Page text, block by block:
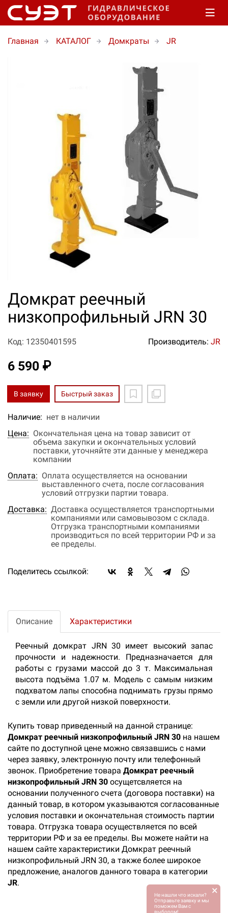
Главная КАТАЛОГ Домкраты JR
Домкрат реечный
низкопрофильный JRN 30
Код: 12350401595 Производитель: JR
6 590 ₽
В заявку Быстрый заказ
Наличие: нет в наличии
Цена: Окончательная цена на товар зависит от
объема закупки и окончательных условий
поставки, уточняйте эти данные у менеджера
компании
Оплата: Оплата осуществляется на основании
выставленного счета, после согласования
условий отгрузки партии товара.
Доставка: Доставка осуществляется транспортными
компаниями или самовывозом с склада.
Отгрузка транспортными компаниями
производиться по всей территории РФ и за
ее пределы.
Поделитесь ссылкой:
Описание Характеристики
Реечный домкрат JRN 30 имеет высокий запас
прочности и надежности. Предназначается для
работы с грузами массой до 3 т. Максимальная
высота подъёма 1.07 м. Модель с самым низким
подхватом лапы способна поднимать грузы прямо
с земли или другой низкой поверхности.
Купить товар приведенный на данной странице:
Домкрат реечный низкопрофильный JRN 30 на нашем
сайте по доступной цене можно связавшись с нами
через заявку, электронную почту или телефонный
звонок. Приобретение товара Домкрат реечный
низкопрофильный JRN 30 осущетсвляется на
основании полученного счета (договора поставки) на
данный товар, в котором указываются согласованные
условия поставки и окончательная стоимость партии
товара. Отгрузка товара осуществляется по всей
территории РФ и за ее пределы. Вы можете найти на
нашем сайте характеристики Домкрат реечный
низкопрофильный JRN 30, а также более широкое
предложение, аналогов данного товара в категории
JR.
Не нашли что искали?
Отправьте заявку и мы
поможем Вам с
выбором!
×